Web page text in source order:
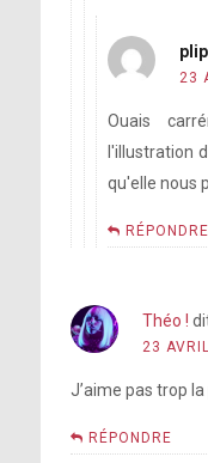
23
Ouais
l'illustration
qu'elle nous
RÉPONDRE
Théo !
23
J’aime pas trop
RÉPONDRE